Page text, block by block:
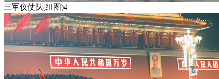
三军仪仗队(组图)4